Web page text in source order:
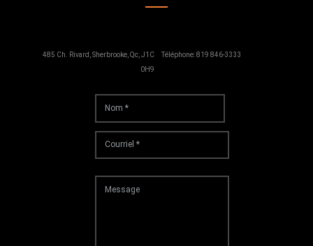
Téléphone: 819 846-3333
485 Ch. Rivard, Sherbrooke, Qc, J1C
0H9